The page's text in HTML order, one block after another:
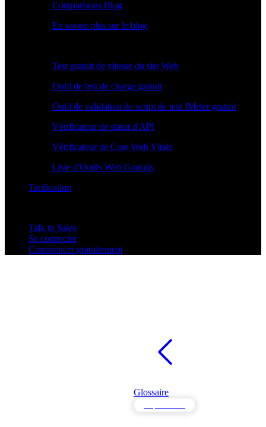
Comparisons Blog
En savoir plus sur le blog
Test gratuit de vitesse du site Web
Outil de test de charge gratuit
Outil de validation de script de test JMeter gratuit
Vérificateur de statut d'API
Vérificateur de Core Web Vitals
Liste d'Outils Web Gratuits
Tarification
Talk to Sales
Se connecter
Commencer gratuitement
Glossaire